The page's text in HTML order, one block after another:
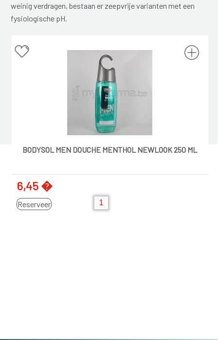
weinig verdragen, bestaan er zeepvrije varianten met een
fysiologische pH.
BODYSOL MEN DOUCHE MENTHOL NEWLOOK 250 ML
6,45 �
Reserveer